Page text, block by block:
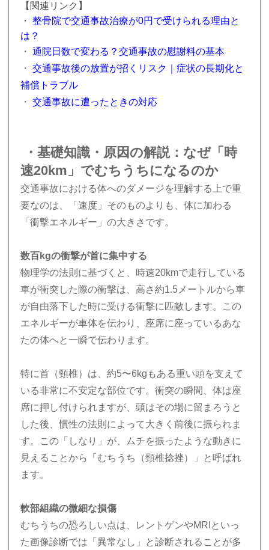
【関連リンク】
・整骨院で交通事故治療が0円で受けられる理由と
は？
・
通院日数で変わる？交通事故の慰謝料の基本
・
交通事故後の放置が招くリスク｜症状の長期化と
補償トラブル
・交通事故に遭ったときの対応
・基礎知識・原因の解説：なぜ「時
速20km」でむちうちになるのか
交通事故における体へのダメージを理解する上で重
要なのは、「速度」そのものよりも、体に加わる
「衝撃エネルギー」の大きさです。
数百kgの衝撃が首に集中する
物理学の法則に基づくと、時速20kmで走行している
車が衝突した際の衝撃は、高さ約1.5メートルから車
が自由落下した時に受ける衝撃に匹敵します。この
エネルギーが車体を伝わり、座席に座っているあな
たの体へと一瞬で伝わります。
特に首（頸椎）は、約5〜6kgもある重い頭を支えて
いる非常に不安定な部位です。衝突の瞬間、体は座
席に押し付けられますが、頭はその場に留まろうと
した後、慣性の法則によって大きく前後に振られま
す。この「しなり」が、ムチを振ったような動きに
見えることから「むちうち（頸椎捻挫）」と呼ばれ
ます。
軟部組織の微細な損傷
むちうちの恐ろしい点は、レントゲンやMRIといっ
た画像診断では「異常なし」と診断されることが多